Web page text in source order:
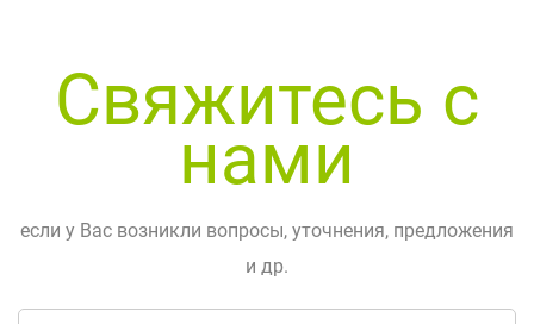
Свяжитесь с
нами
если у Вас возникли вопросы, уточнения, предложения
и др.